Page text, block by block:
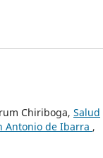
Chiriboga, Salud
Antonio de Ibarra ,